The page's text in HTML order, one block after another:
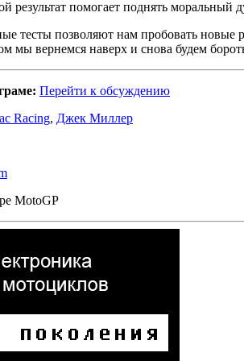
результат помогает поднять моральный
тесты позволяют нам пробовать новые
мы вернемся наверх и снова будем
Перейти к обсуждению
Racing, Джек Миллер
MotoGP